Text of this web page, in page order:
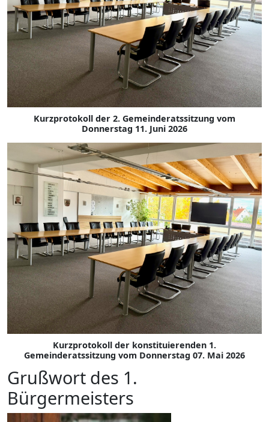
Kurzprotokoll der 2. Gemeinderatssitzung vom
Donnerstag 11. Juni 2026
Kurzprotokoll der konstituierenden 1.
Gemeinderatssitzung vom Donnerstag 07. Mai 2026
Grußwort des 1.
Bürgermeisters